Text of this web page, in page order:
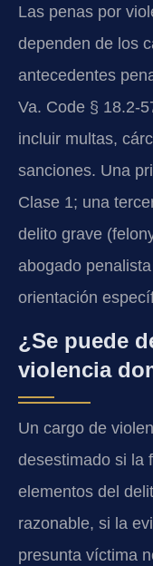
Las penas por
dependen de los
antecedentes
Va. Code § 18.2-
incluir multas,
sanciones. Una
Clase 1; una
delito grave
abogado
orientación
¿Se puede
violencia
Un cargo de
desestimado si la
elementos del
razonable, si la
presunta víctima